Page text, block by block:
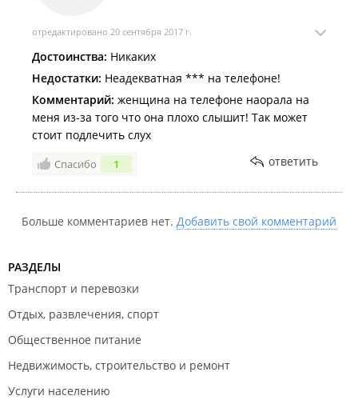
отредактировано 20 сентября 2017 г.
Достоинства: Никаких
Недостатки: Неадекватная *** на телефоне!
Комментарий: женщина на телефоне наорала на
меня из-за того что она плохо слышит! Так может
стоит подлечить слух
Спасибо 1 ответить
Больше комментариев нет. Добавить свой комментарий
РАЗДЕЛЫ
Транспорт и перевозки
Отдых, развлечения, спорт
Общественное питание
Недвижимость, строительство и ремонт
Услуги населению